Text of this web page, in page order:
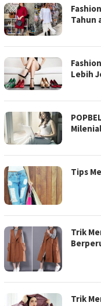
Tahun
Lebih
Tips
Trik
Trik